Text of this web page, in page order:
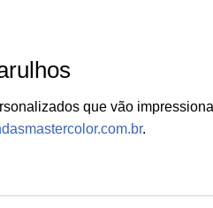
que vão
.